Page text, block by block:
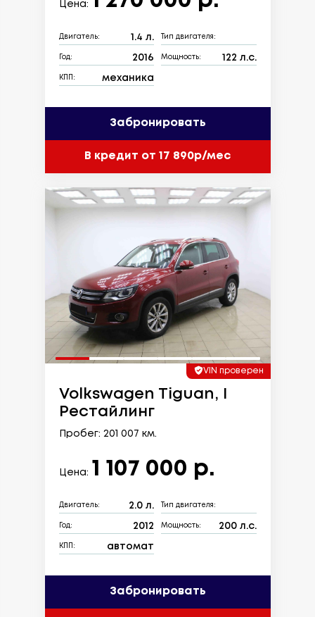
Цена:
Двигатель: 1.4 л. Тип двигателя:
Год: 2016 Мощность: 122 л.с.
КПП: механика
Забронировать
В кредит от 17 890р/мес
VIN проверен
Volkswagen Tiguan, I
Рестайлинг
Пробег: 201 007 км.
Цена: 1 107 000 р.
Двигатель: 2.0 л. Тип двигателя:
Год: 2012 Мощность: 200 л.с.
КПП: автомат
Забронировать